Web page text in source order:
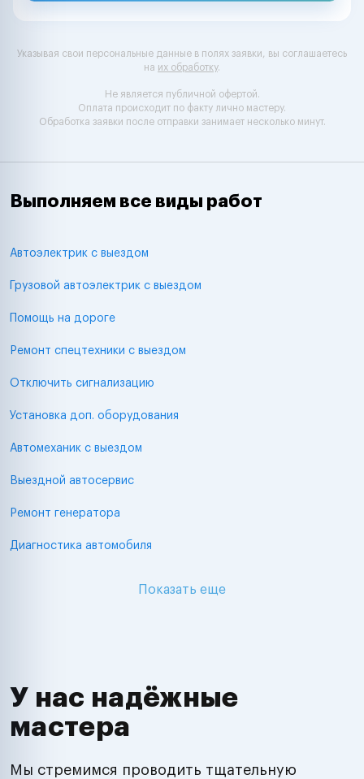
Указывая свои персональные данные в полях заявки, вы соглашаетесь
на их обработку.
Не является публичной офертой.
Оплата происходит по факту лично мастеру.
Обработка заявки после отправки занимает несколько минут.
Выполняем все виды работ
Автоэлектрик с выездом
Грузовой автоэлектрик с выездом
Помощь на дороге
Ремонт спецтехники с выездом
Отключить сигнализацию
Установка доп. оборудования
Автомеханик с выездом
Выездной автосервис
Ремонт генератора
Диагностика автомобиля
Показать еще
У нас надёжные
мастера
Мы стремимся проводить тщательную